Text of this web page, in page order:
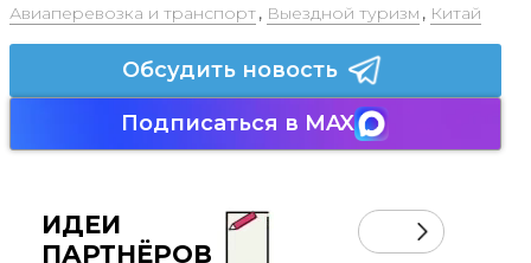
Авиаперевозка и транспорт, Выездной туризм , Китай
Обсудить новость
Подписаться в MAX
ИДЕИ
ПАРТНЁРОВ